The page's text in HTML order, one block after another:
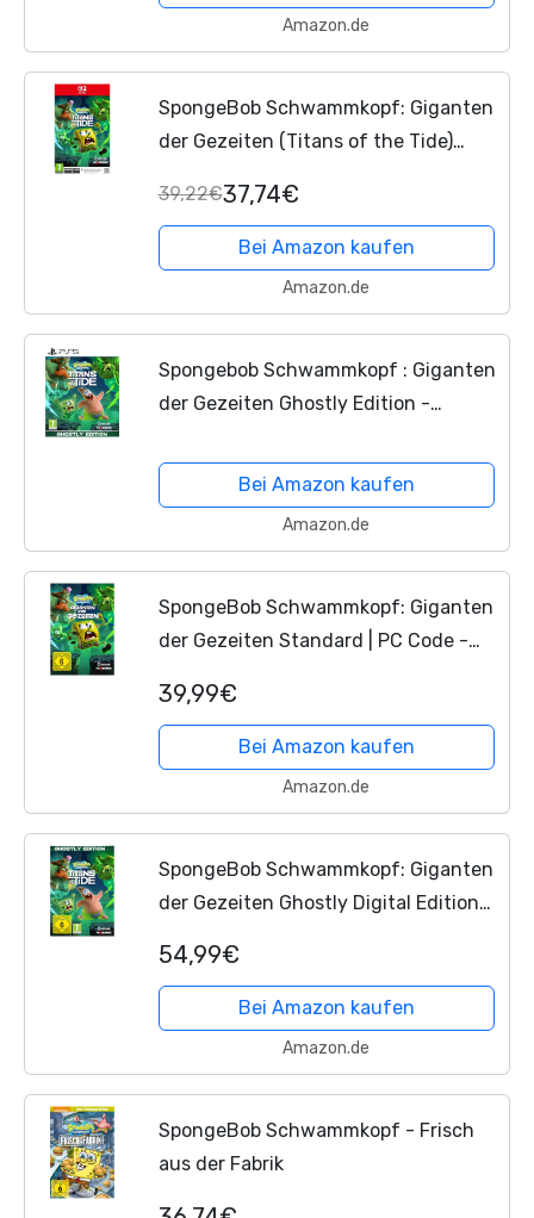
Amazon.de
SpongeBob Schwammkopf: Giganten
der Gezeiten (Titans of the Tide)
39,22€37,74€
Bei Amazon kaufen
Amazon.de
Spongebob Schwammkopf : Giganten
der Gezeiten Ghostly Edition -
Bei Amazon kaufen
Amazon.de
SpongeBob Schwammkopf: Giganten
der Gezeiten Standard | PC Code -
39,99€
Bei Amazon kaufen
Amazon.de
SpongeBob Schwammkopf: Giganten
der Gezeiten Ghostly Digital Edition
54,99€
Bei Amazon kaufen
Amazon.de
SpongeBob Schwammkopf - Frisch
aus der Fabrik